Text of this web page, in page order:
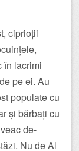
ciprioții
în lacrimi
pe ei. Au
populate cu
și bărbați cu
de-
Nu de Al